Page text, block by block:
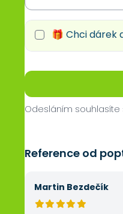
🎁 Chci dárek
Odesláním souhlasíte
Reference od
Martin Bezdečík